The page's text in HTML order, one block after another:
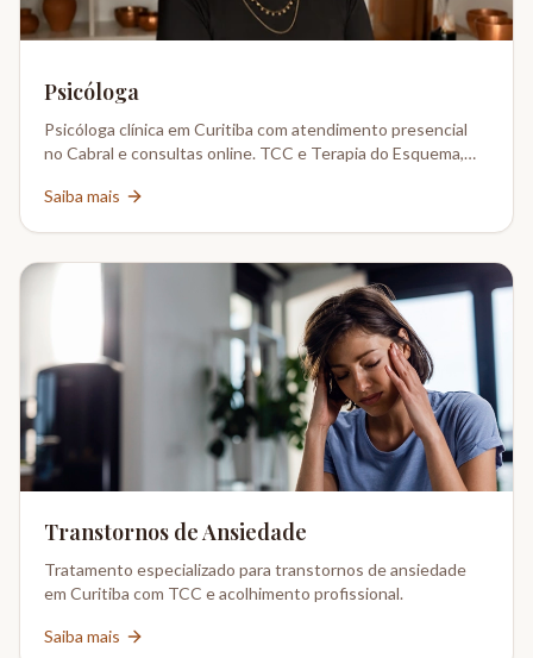
Psicóloga
Psicóloga clínica em Curitiba com atendimento presencial
no Cabral e consultas online. TCC e Terapia do Esquema,
Saiba mais
Transtornos de Ansiedade
Tratamento especializado para transtornos de ansiedade
em Curitiba com TCC e acolhimento profissional.
Saiba mais